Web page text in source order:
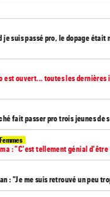
je suis passé pro, le dopage était
est ouvert... toutes les dernières
fait passer pro trois jeunes de
: "C'est tellement génial
: "Je me suis retrouvé un peu